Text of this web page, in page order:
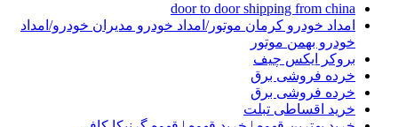
door to door shipping from china
امداد خودرو کرمان موتور/امداد خودرو مدیران خودرو/امداد
خودرو بهمن موتور
بروکر ایکس چیف
خرده فروشی برق
خرده فروشی برق
خرید اقساطی تبلت